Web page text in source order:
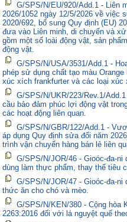
G/SPS/N/EU/920/Add.1 - Liên
2026/1052 ngày 12/5/2026 về việc
2020/692, bổ sung Quy định (EU)
đưa vào Liên minh, di chuyển và
gồm một số loài động vật, sản
động vật.
G/SPS/N/USA/3531/Add.1 -
phép sử dụng chất tạo màu
xúc xích frankfurter và các loại xúc
G/SPS/N/UKR/223/Rev.1/
cầu bảo đảm phúc lợi động vật
các hoạt động liên quan.
G/SPS/N/GBR/122/Add.1 -
áp dụng Quy định sửa đổi năm
trình vận chuyển hàng bán lẻ liên
G/SPS/N/JOR/46 - Gioóc-đa-
dùng làm thực phẩm, thay thế tiêu
G/SPS/N/JOR/47 - Gioóc-đa-
thức ăn cho chó và mèo.
G/SPS/N/KEN/380 - Cộng hòa
2263:2016 đối với lá nguyệt quế